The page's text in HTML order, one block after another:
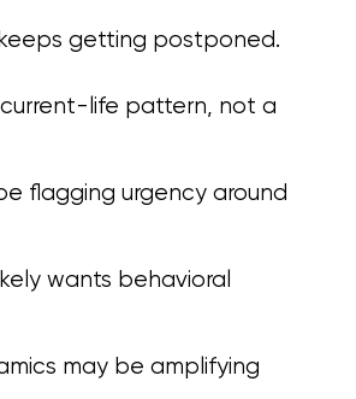
getting postponed.
current-life pattern, not a
flagging urgency around
wants behavioral
may be amplifying